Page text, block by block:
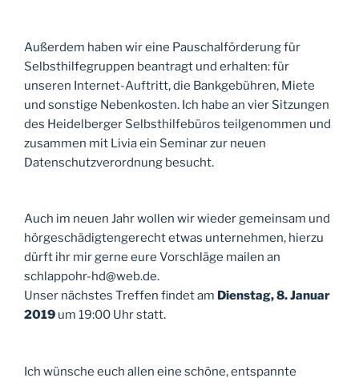
Außerdem haben wir eine Pauschalförderung für
Selbsthilfegruppen beantragt und erhalten: für
unseren Internet-Auftritt, die Bankgebühren, Miete
und sonstige Nebenkosten. Ich habe an vier Sitzungen
des Heidelberger Selbsthilfebüros teilgenommen und
zusammen mit Livia ein Seminar zur neuen
Datenschutzverordnung besucht.
Auch im neuen Jahr wollen wir wieder gemeinsam und
hörgeschädigtengerecht etwas unternehmen, hierzu
dürft ihr mir gerne eure Vorschläge mailen an
schlappohr-hd@web.de.
Unser nächstes Treffen findet am Dienstag, 8. Januar
2019 um 19:00 Uhr statt.
Ich wünsche euch allen eine schöne, entspannte